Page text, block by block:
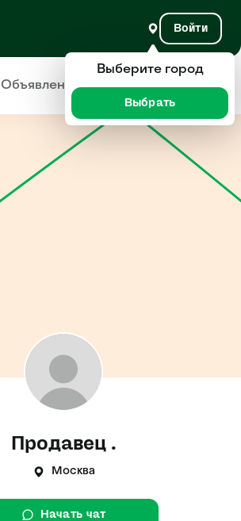
Войти
Объявления Отзывы
Продавец .
Москва
Начать чат
Выберите город
Выбрать